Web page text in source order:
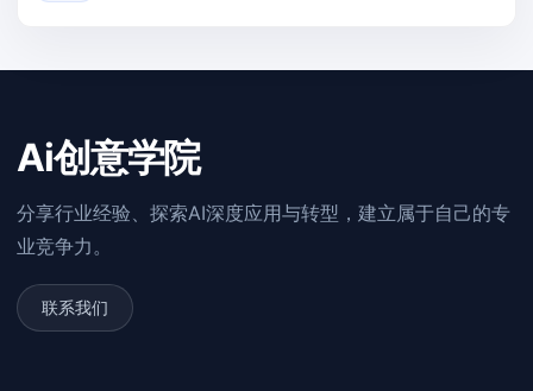
Ai创意学院
分享行业经验、探索AI深度应用与转型，建立属于自己的专
业竞争力。
联系我们